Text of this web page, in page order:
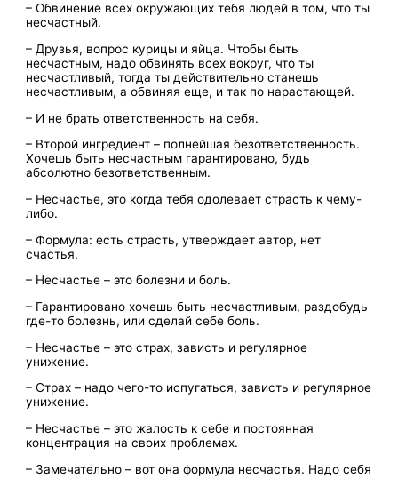
– Обвинение всех окружающих тебя людей в том, что ты
несчастный.
– Друзья, вопрос курицы и яйца. Чтобы быть
несчастным, надо обвинять всех вокруг, что ты
несчастливый, тогда ты действительно станешь
несчастливым, а обвиняя еще, и так по нарастающей.
– И не брать ответственность на себя.
– Второй ингредиент – полнейшая безответственность.
Хочешь быть несчастным гарантировано, будь
абсолютно безответственным.
– Несчастье, это когда тебя одолевает страсть к чему-
либо.
– Формула: есть страсть, утверждает автор, нет
счастья.
– Несчастье – это болезни и боль.
– Гарантировано хочешь быть несчастливым, раздобудь
где-то болезнь, или сделай себе боль.
– Несчастье – это страх, зависть и регулярное
унижение.
– Страх – надо чего-то испугаться, зависть и регулярное
унижение.
– Несчастье – это жалость к себе и постоянная
концентрация на своих проблемах.
– Замечательно – вот она формула несчастья. Надо себя